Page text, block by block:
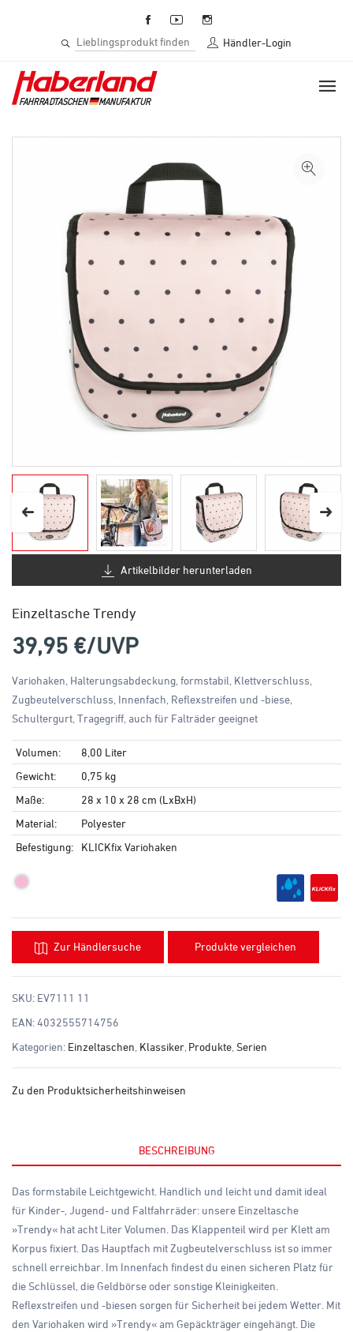
Händler-Login
Artikelbilder herunterladen
Einzeltasche Trendy
39,95 €/UVP
Variohaken, Halterungsabdeckung, formstabil, Klettverschluss,
Zugbeutelverschluss, Innenfach, Reflexstreifen und -biese,
Schultergurt, Tragegriff, auch für Falträder geeignet
Volumen:
8,00 Liter
Gewicht:
0,75 kg
Maße:
28 x 10 x 28 cm (LxBxH)
Material:
Polyester
Befestigung:
KLICKfix Variohaken
Zur Händlersuche Produkte vergleichen
SKU: EV7111 11
EAN:4032555714756
Kategorien: Einzeltaschen Klassiker Produkte Serien
Zu den Produktsicherheitshinweisen
BESCHREIBUNG
Das formstabile Leichtgewicht. Handlich und leicht und damit ideal
für Kinder-, Jugend- und Faltfahrräder: unsere Einzeltasche
»Trendy« hat acht Liter Volumen. Das Klappenteil wird per Klett am
Korpus fixiert. Das Hauptfach mit Zugbeutelverschluss ist so immer
schnell erreichbar. Im Innenfach findest du einen sicheren Platz für
die Schlüssel, die Geldbörse oder sonstige Kleinigkeiten.
Reflexstreifen und -biesen sorgen für Sicherheit bei jedem Wetter. Mit
den Variohaken wird »Trendy« am Gepäckträger eingehängt. Die